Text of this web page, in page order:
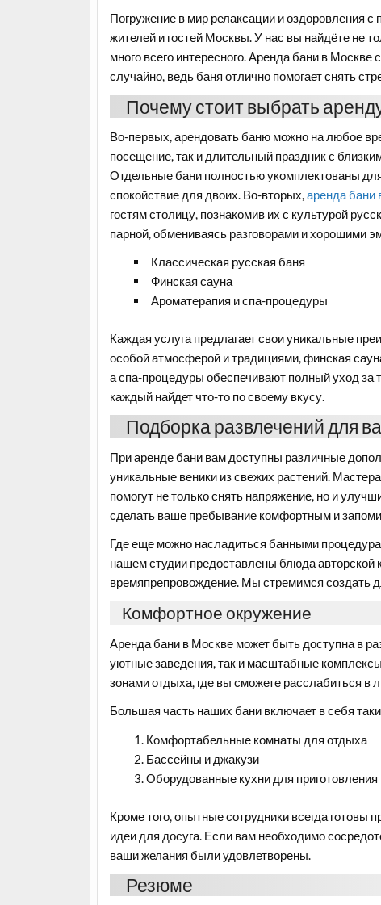
Погружение в мир релаксации и оздоровления с
жителей и гостей Москвы. У нас вы найдёте не
много всего интересного. Аренда бани в
случайно, ведь баня отлично помогает снять
Почему стоит выбрать
Во-первых, арендовать баню можно на любое
посещение, так и длительный праздник с
Отдельные бани полностью укомплектованы
спокойствие для двоих. Во-вторых,аренда бани
гостям столицу, познакомив их с культурой
парной, обмениваясь разговорами и хорошими
Классическая русская баня
Финская сауна
Ароматерапия и спа-процедуры
Каждая услуга предлагает свои уникальные
особой атмосферой и традициями, финская
а спа-процедуры обеспечивают полный уход
каждый найдет что-то по своему вкусу.
Подборка развлечений для
При аренде бани вам доступны различные
уникальные веники из свежих растений.
помогут не только снять напряжение, но и
сделать ваше пребывание комфортным и
Где еще можно насладиться банными
нашем студии предоставлены блюда авторской
времяпрепровождение. Мы стремимся создать
Комфортное окружение
Аренда бани в Москве может быть доступна в
уютные заведения, так и масштабные
зонами отдыха, где вы сможете расслабиться в
Большая часть наших бани включает в себя
Комфортабельные комнаты для отдыха
Бассейны и джакузи
Оборудованные кухни для
Кроме того, опытные сотрудники всегда
идеи для досуга. Если вам необходимо
ваши желания были удовлетворены.
Резюме